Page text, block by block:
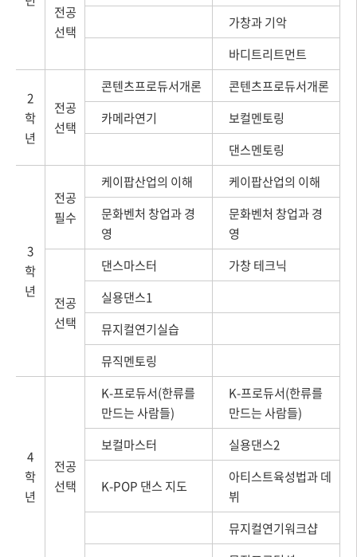
전공
선택
가창과 기악
바디트리트먼트
2
학
년
전공
선택
콘텐츠프로듀서개론
콘텐츠프로듀서개론
카메라연기
보컬멘토링
댄스멘토링
3
학
년
전공
필수
케이팝산업의 이해
케이팝산업의 이해
문화벤처 창업과 경
영
문화벤처 창업과 경
영
전공
선택
댄스마스터
가창 테크닉
실용댄스1
뮤지컬연기실습
뮤직멘토링
4
학
년
전공
선택
K-프로듀서(한류를
만드는 사람들)
K-프로듀서(한류를
만드는 사람들)
보컬마스터
실용댄스2
K-POP 댄스 지도
아티스트육성법과 데
뷔
뮤지컬연기워크샵